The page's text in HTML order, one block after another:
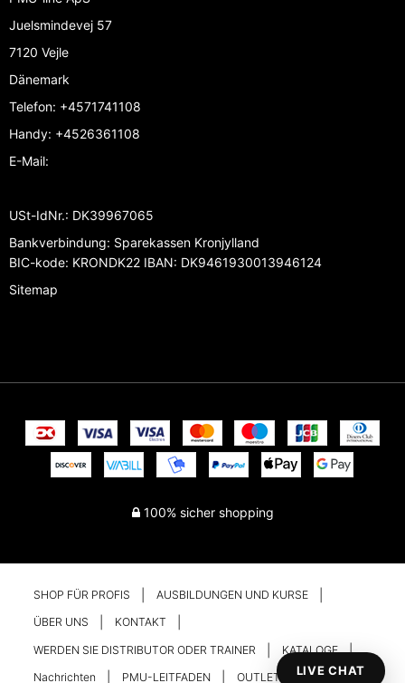
Juelsmindevej 57
7120 Vejle
Dänemark
Telefon: +4571741108
Handy: +4526361108
E-Mail:
USt-IdNr.: DK39967065
Bankverbindung: Sparekassen Kronjylland
BIC-kode: KRONDK22 IBAN: DK9461930013946124
Sitemap
100% sicher shopping
SHOP FÜR PROFIS AUSBILDUNGEN UND KURSE
ÜBER UNS KONTAKT
WERDEN SIE DISTRIBUTOR ODER TRAINER KATALOGE
Nachrichten PMU-LEITFADEN OUTLET Ihr Konto
LIVE CHAT